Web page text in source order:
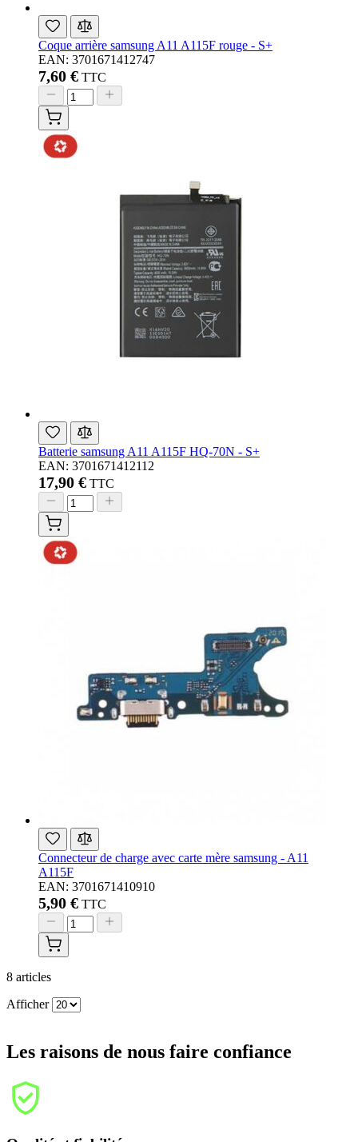
Coque arrière samsung A11 A115F rouge - S+
EAN: 3701671412747
7,60 € TTC
Batterie samsung A11 A115F HQ-70N - S+
EAN: 3701671412112
17,90 € TTC
Connecteur de charge avec carte mère samsung - A11
A115F
EAN: 3701671410910
5,90 € TTC
8 articles
Afficher
Les raisons de nous faire confiance